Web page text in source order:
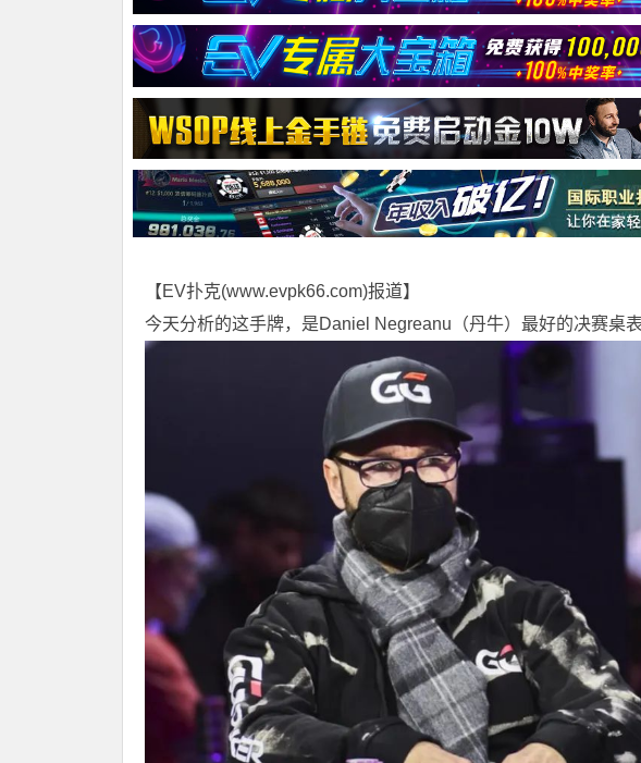
【EV扑克(www.evpk66.com)报道】
今天分析的这手牌，是Daniel Negreanu（丹牛）最好的决赛桌表